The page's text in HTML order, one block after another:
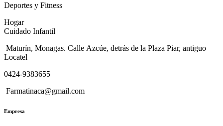
Deportes y Fitness
Hogar
Cuidado Infantil
Maturín, Monagas. Calle Azcúe, detrás de la Plaza Piar, antiguo
Locatel
0424-9383655
Farmatinaca@gmail.com
Empresa